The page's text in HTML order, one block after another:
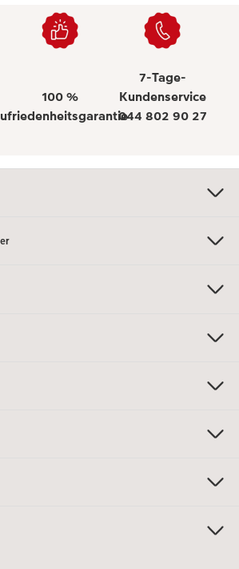
100 %
7-Tage-
Kundenservice
044 802 90 27